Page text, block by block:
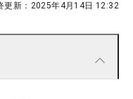
更新： 2025年4月14日 12:32